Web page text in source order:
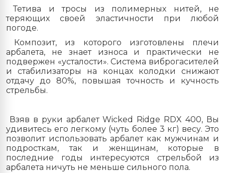
Тетива и тросы из полимерных нитей, не
теряющих своей эластичности при любой
погоде.
Композит, из которого изготовлены плечи
арбалета, не знает износа и практически не
подвержен «усталости». Система виброгасителей
и стабилизаторы на концах колодки снижают
отдачу до 80%, повышая точность и кучность
стрельбы.
Взяв в руки арбалет Wicked Ridge RDX 400, Вы
удивитесь его легкому (чуть более 3 кг) весу. Это
позволит использовать арбалет как мужчинам и
подросткам, так и женщинам, которые в
последние годы интересуются стрельбой из
арбалета ничуть не меньше сильного пола.